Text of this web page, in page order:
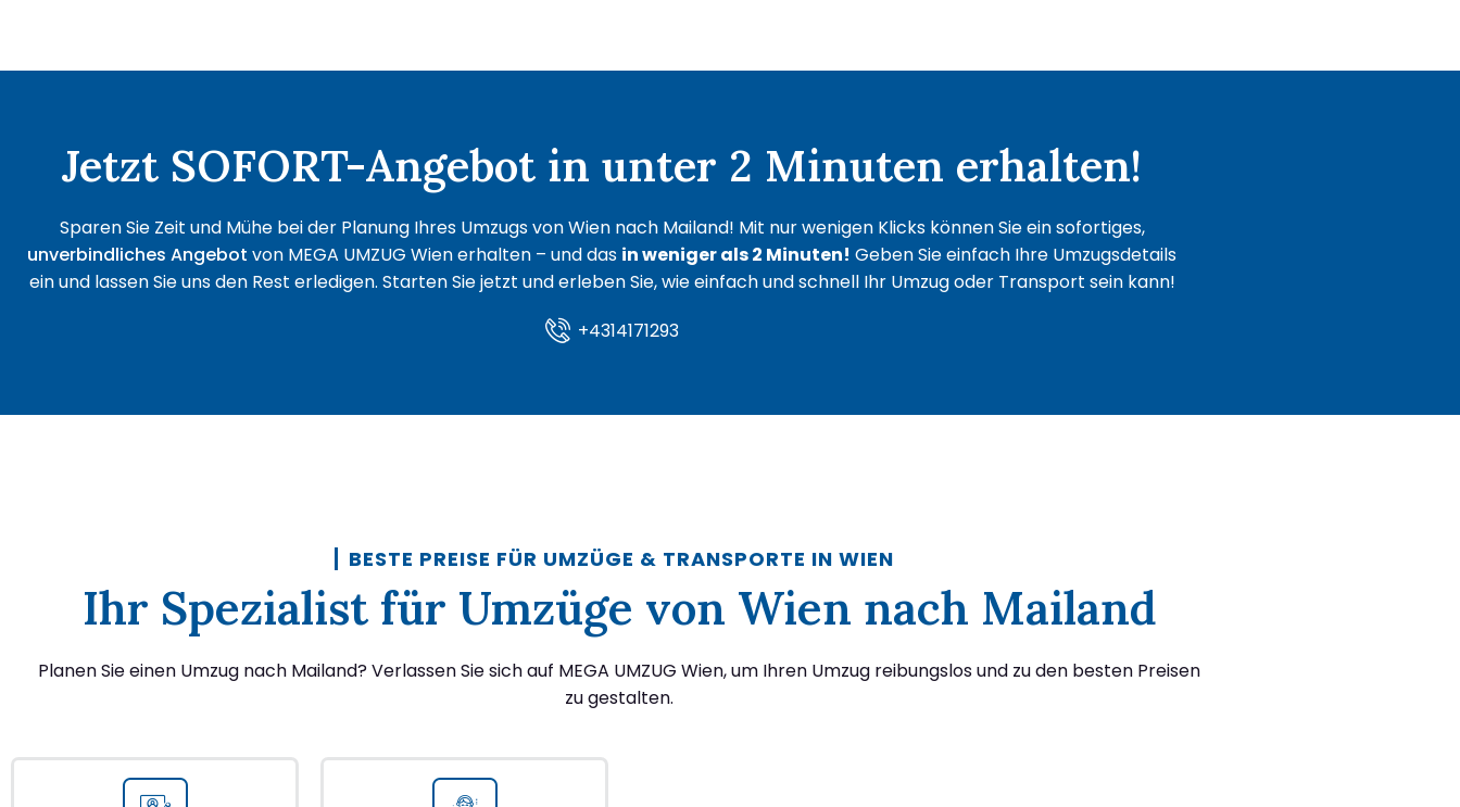
Jetzt SOFORT-Angebot in unter 2 Minuten erhalten!
Sparen Sie Zeit und Mühe bei der Planung Ihres Umzugs von Wien nach Mailand! Mit nur wenigen Klicks können Sie ein sofortiges,
unverbindliches Angebot von MEGA UMZUG Wien erhalten – und das in weniger als 2 Minuten! Geben Sie einfach Ihre Umzugsdetails
ein und lassen Sie uns den Rest erledigen. Starten Sie jetzt und erleben Sie, wie einfach und schnell Ihr Umzug oder Transport sein kann!
+4314171293
BESTE PREISE FÜR UMZÜGE & TRANSPORTE IN WIEN
Ihr Spezialist für Umzüge von Wien nach Mailand
Planen Sie einen Umzug nach Mailand? Verlassen Sie sich auf MEGA UMZUG Wien, um Ihren Umzug reibungslos und zu den besten Preisen
zu gestalten.